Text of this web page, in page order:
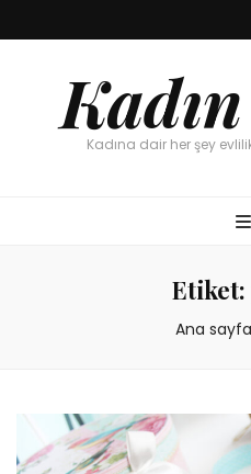
Kadına dair her şey
Etiket:
Ana sayfa